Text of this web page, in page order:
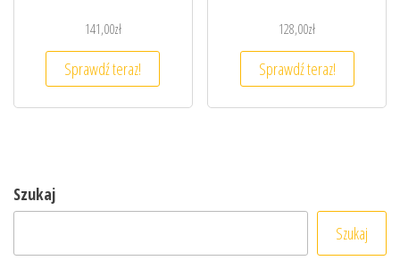
141,00zł
Sprawdź teraz!
128,00zł
Sprawdź teraz!
Szukaj
Szukaj